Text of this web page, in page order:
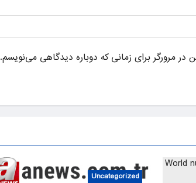
در مرورگر برای زمانی که دوباره دیدگاهی می‌نویسم.
Uncategorized